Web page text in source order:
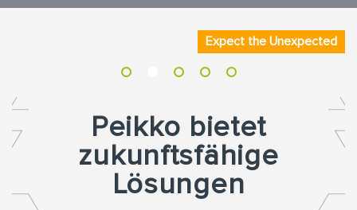
Expect the Unexpected
Peikko bietet
zukunftsfähige
Lösungen